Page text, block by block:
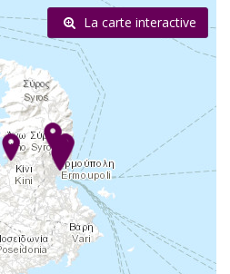
La carte interactive